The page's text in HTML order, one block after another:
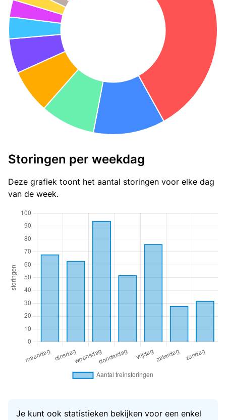
Storingen per weekdag
Deze grafiek toont het aantal storingen voor elke dag
van de week.
Je kunt ook statistieken bekijken voor een enkel